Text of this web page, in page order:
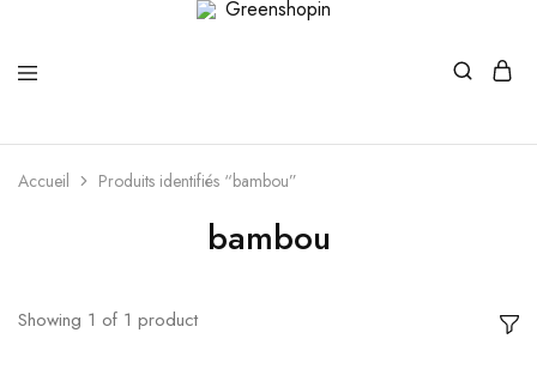
Greenshopin
Boutique
verte
Accueil Produits identifiés “bambou”
bambou
Showing 1 of 1 product